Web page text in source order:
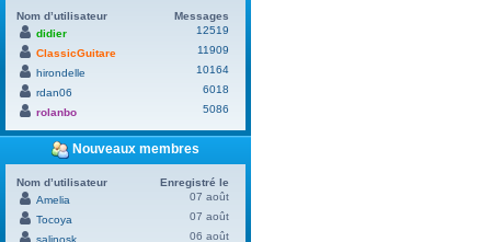
Nom d’utilisateur
Messages
didier
12519
ClassicGuitare
11909
hirondelle
10164
rdan06
6018
rolanbo
5086
Nouveaux membres
Nom d’utilisateur
Enregistré le
Amelia
07 août
Tocoya
07 août
salinosk
06 août